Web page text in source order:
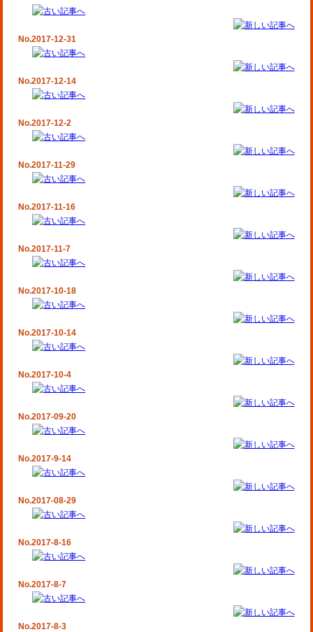
No.2017-12-31
No.2017-12-14
No.2017-12-2
No.2017-11-29
No.2017-11-16
No.2017-11-7
No.2017-10-18
No.2017-10-14
No.2017-10-4
No.2017-09-20
No.2017-9-14
No.2017-08-29
No.2017-8-16
No.2017-8-7
No.2017-8-3